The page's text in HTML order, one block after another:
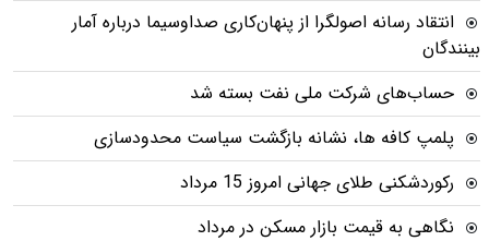
انتقاد رسانه اصولگرا از پنهان‌کاری صداوسیما درباره آمار
بینندگان
حساب‌های شرکت ملی نفت بسته شد
پلمپ کافه ها، نشانه بازگشت سیاست محدودسازی
رکوردشکنی طلای جهانی امروز 15 مرداد
نگاهی به قیمت بازار مسکن در مرداد